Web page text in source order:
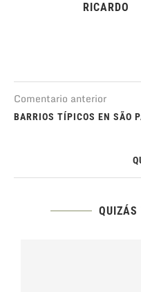
RICARDO
Comentario anterior
BARRIOS TÍPICOS EN SÃO
QUIZÁS